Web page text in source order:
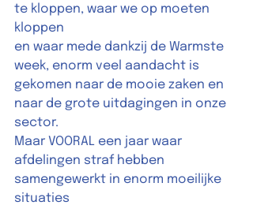
te kloppen, waar we op moeten
kloppen
en waar mede dankzij de Warmste
week, enorm veel aandacht is
gekomen naar de mooie zaken en
naar de grote uitdagingen in onze
sector.
Maar VOORAL een jaar waar
afdelingen straf hebben
samengewerkt in enorm moeilijke
situaties